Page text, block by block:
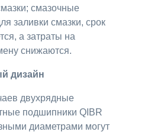
смазочные
заливки смазки, срок
а затраты на
снижаются.
дизайн
двухрядные
подшипники QIBR
диаметрами могут